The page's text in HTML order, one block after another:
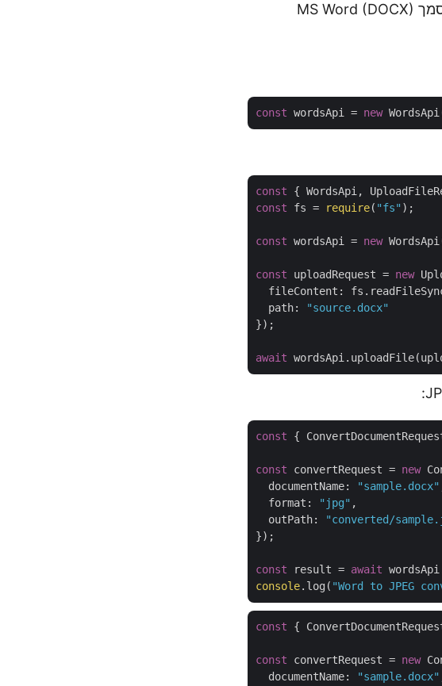
הקטע הזה מסביר את הצעדים כיצד נוכל להמיר באופן תכנותי מסמך MS Word (DOCX)
const wordsApi = new
const { WordsApi,
const fs = require( "fs" );
const wordsApi = new
const uploadRequest = new
fileContent :
path:
"source.docx"
});
await
const {
const convertRequest = new
documentName: "sample.docx"
format : "jpg" ,
outPath:
"converted/
});
const result = await
console.log( "Word to JPEG
const {
const convertRequest = new
documentName: "sample.docx"